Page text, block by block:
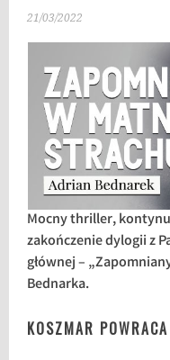
21/03/2022
Mocny thriller,
zakończenie dylogii z
głównej –
Bednarka.
KOSZMAR POWRACA